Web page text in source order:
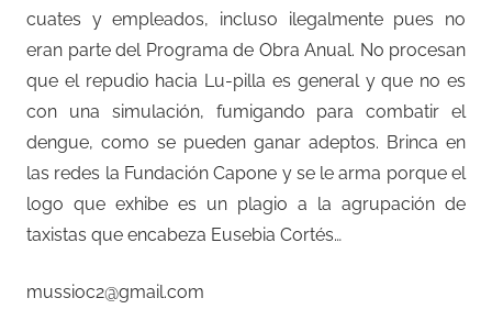
cuates y empleados, incluso ilegalmente pues no
eran parte del Programa de Obra Anual. No procesan
que el repudio hacia Lu-pilla es general y que no es
con una simulación, fumigando para combatir el
dengue, como se pueden ganar adeptos. Brinca en
las redes la Fundación Capone y se le arma porque el
logo que exhibe es un plagio a la agrupación de
taxistas que encabeza Eusebia Cortés…
mussioc2@gmail.com